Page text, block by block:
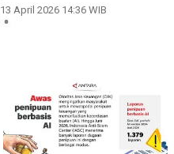
13 April 2026 14:36 WIB